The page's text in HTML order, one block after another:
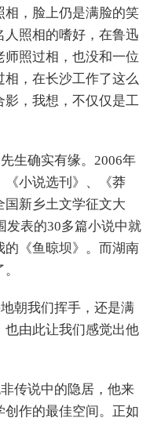
相，脸上仍是满脸的笑
照相的嗜好，在鲁迅
照过相，也没和一位
，在长沙工作了这么
，我想，不仅仅是工
生确实有缘。 2006年
《小说选刊》、《莽
国新乡土文学征文大
发表的30多篇小说中就
《鱼晾坝》。而湖南
朝我们挥手，还是满
也由此让我们感觉出他
传说中的隐居，他来
作的最佳空间。正如